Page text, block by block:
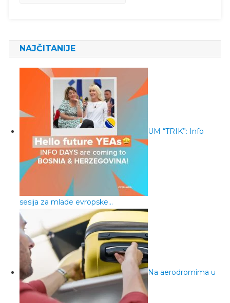
NAJČITANIJE
UM “TRIK”: Info
sesija za mlade evropske…
Na aerodromima u